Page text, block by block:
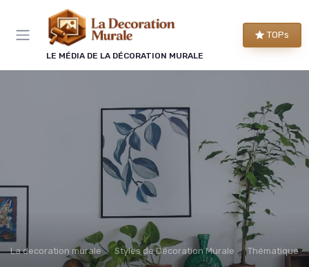
LE MÉDIA DE LA DÉCORATION MURALE
TOPs
La decoration murale Styles de Décoration Murale Thématique
Panneau de gestion des cookies